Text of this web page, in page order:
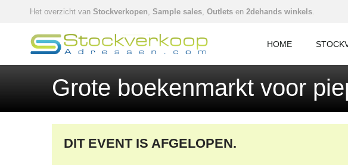
Het overzicht van Stockverkopen, Sample sales, Outlets en 2dehands winkels.
HOME
Grote boekenmarkt voor
DIT EVENT IS AFGELOPEN.